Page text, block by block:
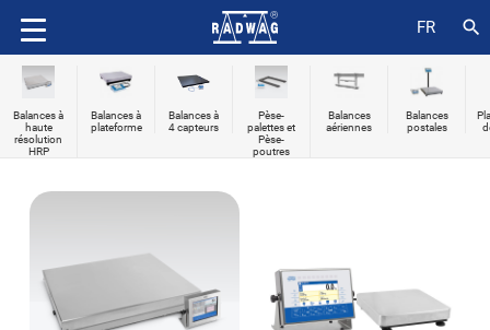
FR search
Balances à
haute
résolution
HRP
Balances à
plateforme
Balances à
4 capteurs
Pèse-
palettes et
Pèse-
poutres
Balances
aériennes
Balances
postales